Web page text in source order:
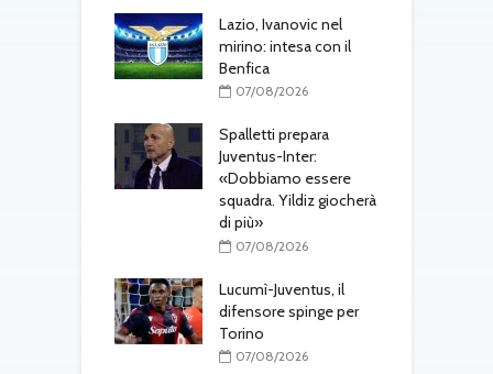
Lazio, Ivanovic nel
mirino: intesa con il
Benfica
07/08/2026
Spalletti prepara
Juventus-Inter:
«Dobbiamo essere
squadra. Yildiz giocherà
di più»
07/08/2026
Lucumì-Juventus, il
difensore spinge per
Torino
07/08/2026